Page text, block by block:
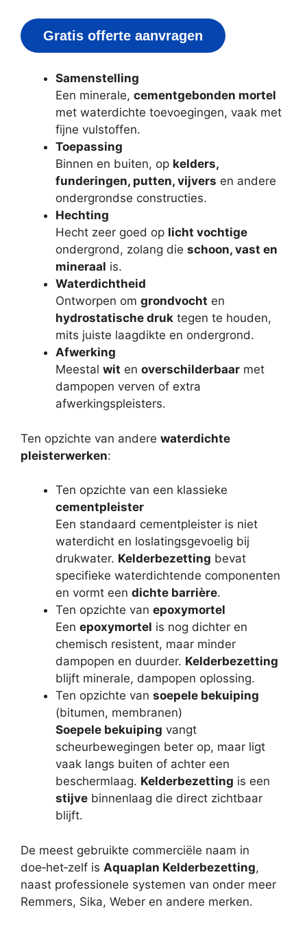
Gratis offerte aanvragen
Samenstelling
Een minerale, cementgebonden mortel
met waterdichte toevoegingen, vaak met
fijne vulstoffen.
Toepassing
Binnen en buiten, op kelders,
funderingen, putten, vijvers en andere
ondergrondse constructies.
Hechting
Hecht zeer goed op licht vochtige
ondergrond, zolang die schoon, vast en
mineraal is.
Waterdichtheid
Ontworpen om grondvocht en
hydrostatische druk tegen te houden,
mits juiste laagdikte en ondergrond.
Afwerking
Meestal wit en overschilderbaar met
dampopen verven of extra
afwerkingspleisters.
Ten opzichte van andere waterdichte
pleisterwerken:
Ten opzichte van een klassieke
cementpleister
Een standaard cementpleister is niet
waterdicht en loslatingsgevoelig bij
drukwater. Kelderbezetting bevat
specifieke waterdichtende componenten
en vormt een dichte barrière.
Ten opzichte van epoxymortel
Een epoxymortel is nog dichter en
chemisch resistent, maar minder
dampopen en duurder. Kelderbezetting
blijft minerale, dampopen oplossing.
Ten opzichte van soepele bekuiping
(bitumen, membranen)
Soepele bekuiping vangt
scheurbewegingen beter op, maar ligt
vaak langs buiten of achter een
beschermlaag. Kelderbezetting is een
stijve binnenlaag die direct zichtbaar
blijft.
De meest gebruikte commerciële naam in
doe‑het‑zelf is Aquaplan Kelderbezetting,
naast professionele systemen van onder meer
Remmers, Sika, Weber en andere merken.